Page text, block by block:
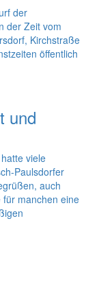
der
der Zeit vom
Kirchstraße
öffentlich
und
viele
Paulsdorfer
auch
manchen eine